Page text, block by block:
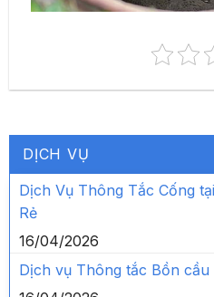
DỊCH VỤ
Dịch Vụ Thông Tắc Cống
Rẻ
16/04/2026
Dịch vụ Thông tắc Bồn cầu